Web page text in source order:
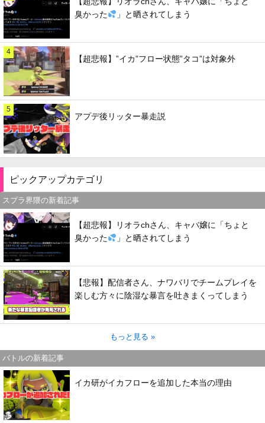
臭かった
」と晒されてしまう
4
【超悲報】”イカ”フロー状態”タコ”は対象外
5
アプデ後リッター暴走説
ピックアップカテゴリ
スプラ界隈の新着記事
【超悲報】リオラchさん、キャバ嬢に「ちょと
臭かった
」と晒されてしまう
【悲報】配信者さん、ナワバリでチームプレイを
楽しむ方々に陰湿な暴言を吐きまくってしまう
もっと見る »
バトルの新着記事
イカ研がイカフローを追加した本当の理由